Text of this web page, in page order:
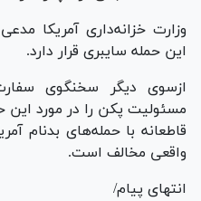
وزارت خزانه‌داری آمریکا
این حمله سایبری قرار دارد.
ازسوی دیگر سخنگوی
مسئولیت پکن را در مورد این
قاطعانه با حمله‌های بدنام
واقعی مخالف است.
انتهای پیام/